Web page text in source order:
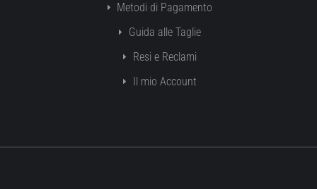
Metodi di Pagamento
Guida alle Taglie
Resi e Reclami
Il mio Account